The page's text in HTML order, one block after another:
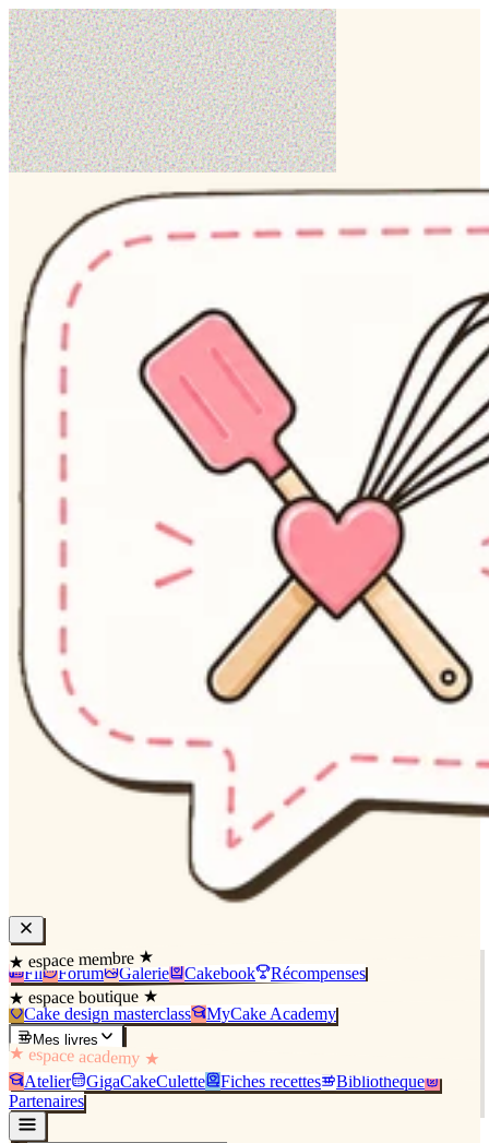
★ espace membre ★
Fil Forum Galerie Cakebook Récompenses
★ espace boutique ★
Cake design masterclass MyCake Academy
Mes livres
★ espace academy ★
Atelier GigaCakeCulette Fiches recettes
Bibliothèque
Partenaires